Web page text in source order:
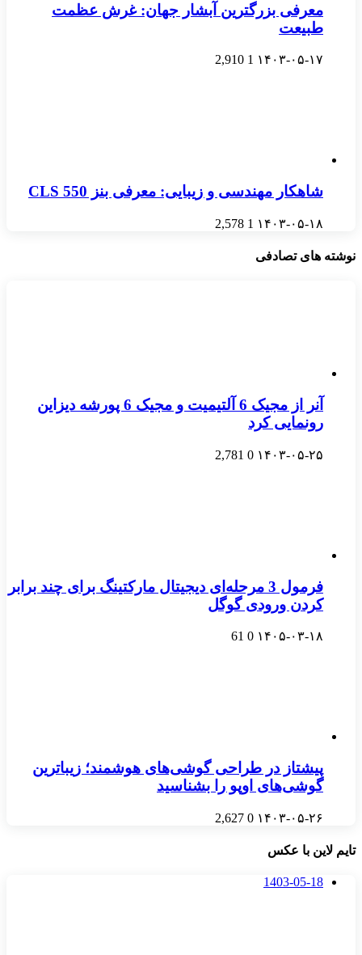
معرفی بزرگترین آبشار جهان: غرش عظمت
طبیعت
۱۴۰۳-۰۵-۱۷ 1
2,910
شاهکار مهندسی و زیبایی: معرفی بنز CLS 550
۱۴۰۳-۰۵-۱۸ 1
2,578
نوشته های تصادفی
آنر از مجیک 6 آلتیمیت و مجیک 6 پورشه دیزاین
رونمایی کرد
۱۴۰۳-۰۵-۲۵ 0
2,781
فرمول 3 مرحله‌ای دیجیتال مارکتینگ برای چند برابر
کردن ورودی گوگل
۱۴۰۵-۰۳-۱۸ 0
61
پیشتاز در طراحی گوشی‌های هوشمند؛ زیباترین
گوشی‌های اوپو را بشناسید
۱۴۰۳-۰۵-۲۶ 0
2,627
تایم لاین با عکس
1403-05-18